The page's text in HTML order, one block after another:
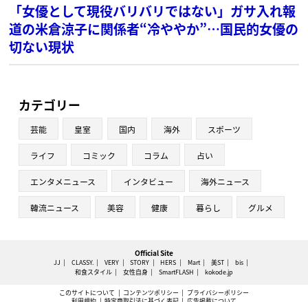
「女優として現役バリバリではない」ガサ入れ報
道の米倉涼子に関係者“冷ややか”…国民的女優の
切ない現状
カテゴリー
芸能 皇室 国内 海外 スポーツ
ライフ コミック コラム 占い
エンタメニュース インタビュー 海外ニュース
韓流ニュース 美容 健康 暮らし グルメ
Official Site
JJ CLASSY. VERY STORY HERS Mart 美ST
bis
和食スタイル
女性自身 SmartFLASH kokode.jp
このサイトについて コンテンツポリシー
プライバシーポリシー